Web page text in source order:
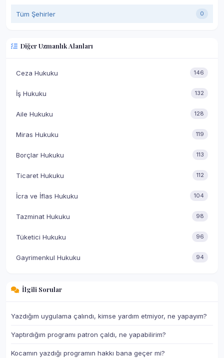
Tüm Şehirler 0
Diğer Uzmanlık Alanları
Ceza Hukuku 146
İş Hukuku 132
Aile Hukuku 128
Miras Hukuku 119
Borçlar Hukuku 113
Ticaret Hukuku 112
İcra ve İflas Hukuku 104
Tazminat Hukuku 98
Tüketici Hukuku 96
Gayrimenkul Hukuku 94
İlgili Sorular
Yazdığım uygulama çalındı, kimse yardım etmiyor, ne yapayım?
Yaptırdığım programı patron çaldı, ne yapabilirim?
Kocamın yazdığı programın hakkı bana geçer mi?